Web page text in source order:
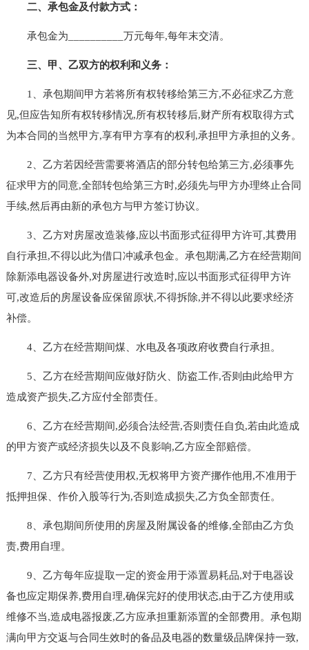
二、承包金及付款方式：
承包金为__________万元每年,每年末交清。
三、甲、乙双方的权利和义务：
1、承包期间甲方若将所有权转移给第三方,不必征求乙方意
见,但应告知所有权转移情况,所有权转移后,财产所有权取得方式
为本合同的当然甲方,享有甲方享有的权利,承担甲方承担的义务。
2、乙方若因经营需要将酒店的部分转包给第三方,必须事先
征求甲方的同意,全部转包给第三方时,必须先与甲方办理终止合同
手续,然后再由新的承包方与甲方签订协议。
3、乙方对房屋改造装修,应以书面形式征得甲方许可,其费用
自行承担,不得以此为借口冲减承包金。承包期满,乙方在经营期间
除新添电器设备外,对房屋进行改造时,应以书面形式征得甲方许
可,改造后的房屋设备应保留原状,不得拆除,并不得以此要求经济
补偿。
4、乙方在经营期间煤、水电及各项政府收费自行承担。
5、乙方在经营期间应做好防火、防盗工作,否则由此给甲方
造成资产损失,乙方应付全部责任。
6、乙方在经营期间,必须合法经营,否则责任自负,若由此造成
的甲方资产或经济损失以及不良影响,乙方应全部赔偿。
7、乙方只有经营使用权,无权将甲方资产挪作他用,不准用于
抵押担保、作价入股等行为,否则造成损失,乙方负全部责任。
8、承包期间所使用的房屋及附属设备的维修,全部由乙方负
责,费用自理。
9、乙方每年应提取一定的资金用于添置易耗品,对于电器设
备也应定期保养,费用自理,确保完好的使用状态,由于乙方使用或
维修不当,造成电器报废,乙方应承担重新添置的全部费用。承包期
满向甲方交返与合同生效时的备品及电器的数量级品牌保持一致,